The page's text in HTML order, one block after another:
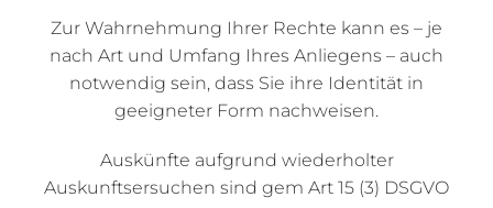
Zur Wahrnehmung Ihrer Rechte kann es – je
nach Art und Umfang Ihres Anliegens – auch
notwendig sein, dass Sie ihre Identität in
geeigneter Form nachweisen.
Auskünfte aufgrund wiederholter
Auskunftsersuchen sind gem Art 15 (3) DSGVO